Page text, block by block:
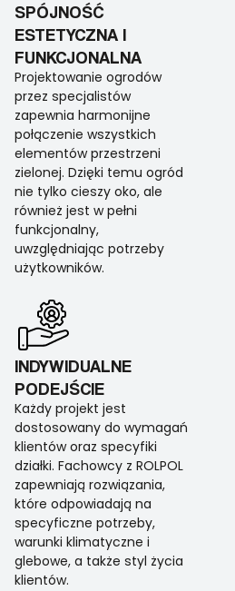
SPÓJNOŚĆ
ESTETYCZNA I
FUNKCJONALNA
Projektowanie ogrodów
przez specjalistów
zapewnia harmonijne
połączenie wszystkich
elementów przestrzeni
zielonej. Dzięki temu ogród
nie tylko cieszy oko, ale
również jest w pełni
funkcjonalny,
uwzględniając potrzeby
użytkowników.
INDYWIDUALNE
PODEJŚCIE
Każdy projekt jest
dostosowany do wymagań
klientów oraz specyfiki
działki. Fachowcy z ROLPOL
zapewniają rozwiązania,
które odpowiadają na
specyficzne potrzeby,
warunki klimatyczne i
glebowe, a także styl życia
klientów.